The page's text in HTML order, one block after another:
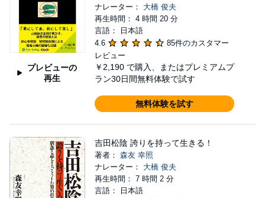
プレビューの
再生
ナレーター： 大橋 俊夫
再生時間： 4 時間 20 分
言語： 日本語
4.6
85件のカスタマー
レビュー
￥2,190 で購入、またはプレミアムプ
ラン30日間無料体験で試す
無料体験を試す
吉田松陰 誇りを持って生きる！
著者： 森友 幸照
ナレーター： 大橋 俊夫
再生時間： 7 時間 2 分
言語： 日本語